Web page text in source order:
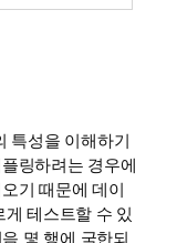
특성을 이해하기
링하려는 경우에
기 때문에 데이
테스트할 수 있
몇 행에 국한되